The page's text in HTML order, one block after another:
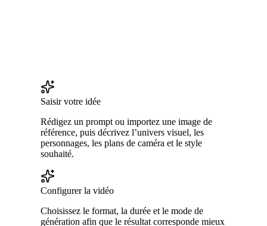
Saisir votre idée
Rédigez un prompt ou importez une image de
référence, puis décrivez l’univers visuel, les
personnages, les plans de caméra et le style
souhaité.
Configurer la vidéo
Choisissez le format, la durée et le mode de
génération afin que le résultat corresponde mieux